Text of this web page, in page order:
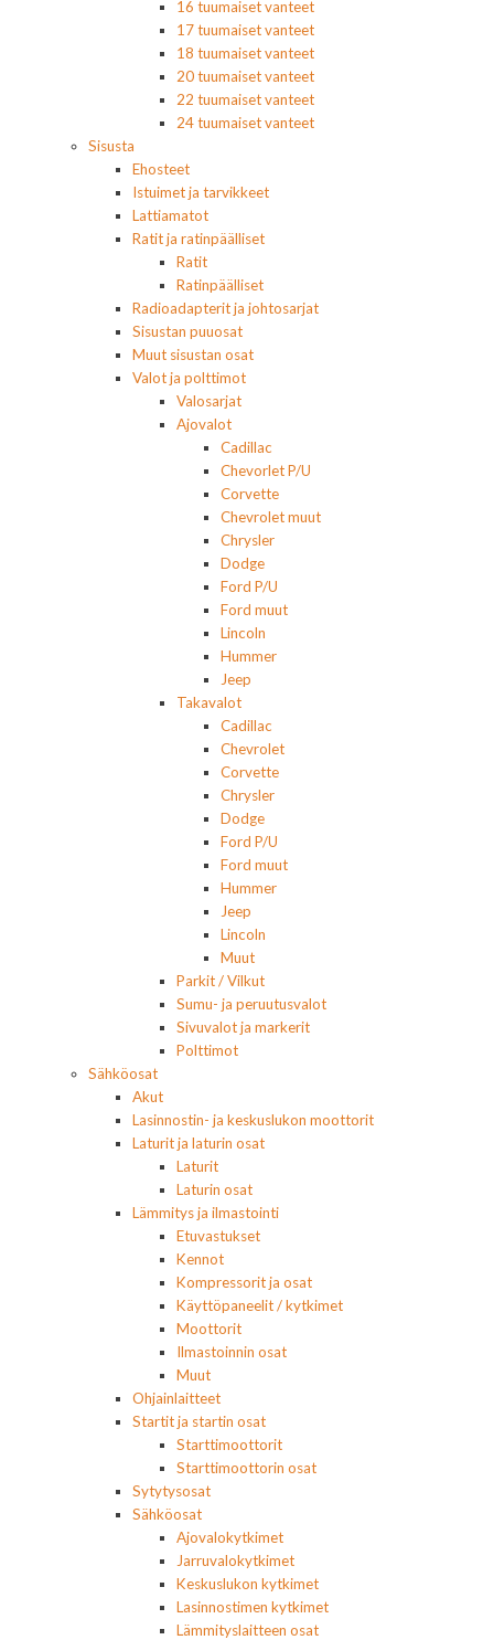
16 tuumaiset vanteet
17 tuumaiset vanteet
18 tuumaiset vanteet
20 tuumaiset vanteet
22 tuumaiset vanteet
24 tuumaiset vanteet
Sisusta
Ehosteet
Istuimet ja tarvikkeet
Lattiamatot
Ratit ja ratinpäälliset
Ratit
Ratinpäälliset
Radioadapterit ja johtosarjat
Sisustan puuosat
Muut sisustan osat
Valot ja polttimot
Valosarjat
Ajovalot
Cadillac
Chevorlet P/U
Corvette
Chevrolet muut
Chrysler
Dodge
Ford P/U
Ford muut
Lincoln
Hummer
Jeep
Takavalot
Cadillac
Chevrolet
Corvette
Chrysler
Dodge
Ford P/U
Ford muut
Hummer
Jeep
Lincoln
Muut
Parkit / Vilkut
Sumu- ja peruutusvalot
Sivuvalot ja markerit
Polttimot
Sähköosat
Akut
Lasinnostin- ja keskuslukon moottorit
Laturit ja laturin osat
Laturit
Laturin osat
Lämmitys ja ilmastointi
Etuvastukset
Kennot
Kompressorit ja osat
Käyttöpaneelit / kytkimet
Moottorit
Ilmastoinnin osat
Muut
Ohjainlaitteet
Startit ja startin osat
Starttimoottorit
Starttimoottorin osat
Sytytysosat
Sähköosat
Ajovalokytkimet
Jarruvalokytkimet
Keskuslukon kytkimet
Lasinnostimen kytkimet
Lämmityslaitteen osat